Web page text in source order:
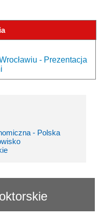
- Prezentacja
- Polska